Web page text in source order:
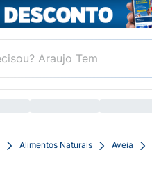
Alimentos Naturais Aveia